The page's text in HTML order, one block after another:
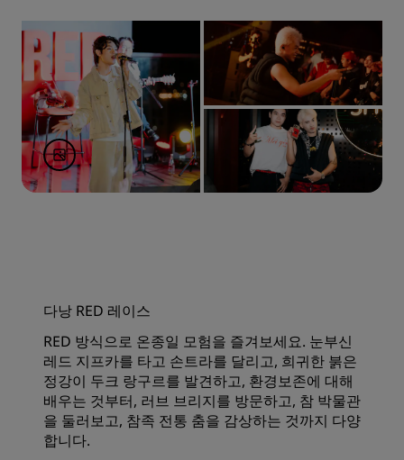
다낭 RED 레이스
RED 방식으로 온종일 모험을 즐겨보세요. 눈부신
레드 지프카를 타고 손트라를 달리고, 희귀한 붉은
정강이 두크 랑구르를 발견하고, 환경보존에 대해
배우는 것부터, 러브 브리지를 방문하고, 참 박물관
을 둘러보고, 참족 전통 춤을 감상하는 것까지 다양
합니다.